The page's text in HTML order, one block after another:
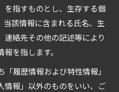
を指すものとし、生存する個
当該情報に含まれる氏名、生
絡先その他の記述等により
を指します。
履歴情報および特性情報」
情報」以外のものをいい、ご